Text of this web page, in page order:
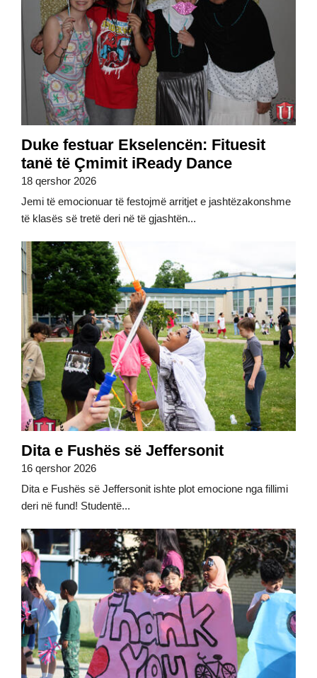
Duke festuar Ekselencën: Fituesit
tanë të Çmimit iReady Dance
18 qershor 2026
Jemi të emocionuar të festojmë arritjet e jashtëzakonshme
të klasës së tretë deri në të gjashtën...
Dita e Fushës së Jeffersonit
16 qershor 2026
Dita e Fushës së Jeffersonit ishte plot emocione nga fillimi
deri në fund! Studentë...